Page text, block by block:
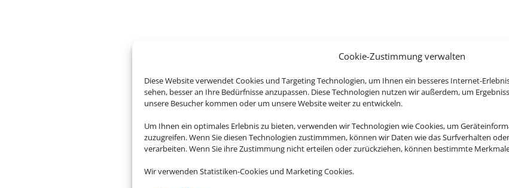
Cookie-Zustimmung verwalten
Diese Website verwendet Cookies und Targeting Technologien, um Ihnen ein besseres Internet-
sehen, besser an Ihre Bedürfnisse anzupassen. Diese Technologien nutzen wir außerdem, um
unsere Besucher kommen oder um unsere Website weiter zu entwickeln.
Um Ihnen ein optimales Erlebnis zu bieten, verwenden wir Technologien wie Cookies, um
zuzugreifen. Wenn Sie diesen Technologien zustimmmen, können wir Daten wie das Surfverhalten
verarbeiten. Wenn Sie ihre Zustimmung nicht erteilen oder zurückziehen, können bestimmte
Wir verwenden Statistiken-Cookies und Marketing Cookies.